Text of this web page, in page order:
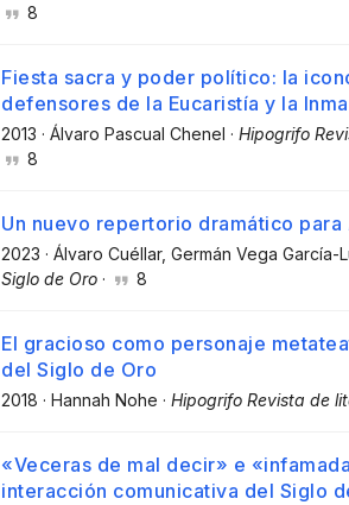
8
Fiesta sacra y poder político: la
defensores de la Eucaristía y la
2013 · Álvaro Pascual Chenel · Hipogrifo
8
Un nuevo repertorio dramático
2023 · Álvaro Cuéllar, Germán Vega García-
Siglo de Oro · 8
El gracioso como personaje
del Siglo de Oro
2018 · Hannah Nohe · Hipogrifo Revista de
«Veceras de mal decir» e
interacción comunicativa del Siglo